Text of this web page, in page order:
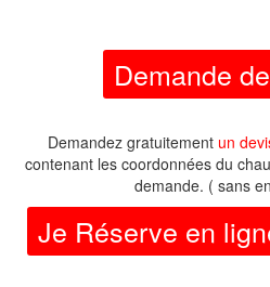
Demande
Demandez gratuitement un
contenant les coordonnées du
demande. ( sans
Je Réserve en